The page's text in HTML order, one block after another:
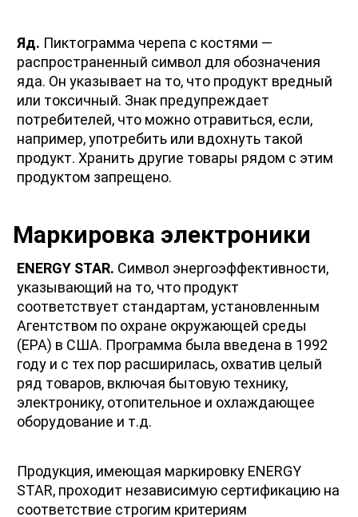
Яд. Пиктограмма черепа с костями —
распространенный символ для обозначения
яда. Он указывает на то, что продукт вредный
или токсичный. Знак предупреждает
потребителей, что можно отравиться, если,
например, употребить или вдохнуть такой
продукт. Хранить другие товары рядом с этим
продуктом запрещено.
Маркировка электроники
ENERGY STAR. Символ энергоэффективности,
указывающий на то, что продукт
соответствует стандартам, установленным
Агентством по охране окружающей среды
(EPA) в США. Программа была введена в 1992
году и с тех пор расширилась, охватив целый
ряд товаров, включая бытовую технику,
электронику, отопительное и охлаждающее
оборудование и т.д.
Продукция, имеющая маркировку ENERGY
STAR, проходит независимую сертификацию на
соответствие строгим критериям